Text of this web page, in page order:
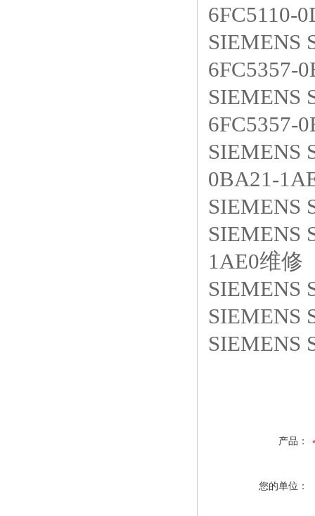
6FC5110-
SIEMENS
6FC5357-
SIEMENS
6FC5357-
SIEMENS
0BA21-
SIEMENS
SIEMENS
1AE0维修
SIEMENS
SIEMENS
SIEMENS
产品：
您的单位：